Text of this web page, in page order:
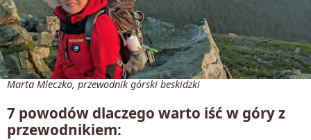
Marta Mleczko, przewodnik górski beskidzki
7 powodów dlaczego warto iść w góry z
przewodnikiem: